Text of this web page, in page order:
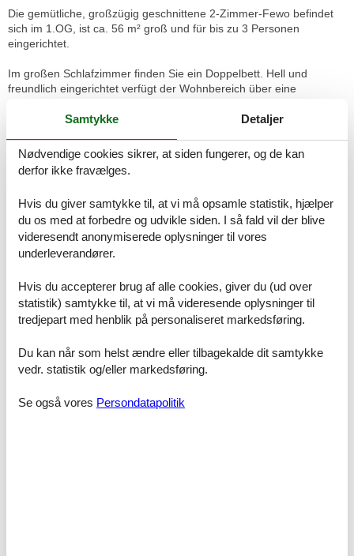
Die gemütliche, großzügig geschnittene 2-Zimmer-Fewo befindet
sich im 1.OG, ist ca. 56 m² groß und für bis zu 3 Personen
eingerichtet.
Im großen Schlafzimmer finden Sie ein Doppelbett. Hell und
freundlich eingerichtet verfügt der Wohnbereich über eine
Schrankbett.
Die moderne Küche mit Geschirrspüler und Mikrowelle verfügt über
allen Komfort . Zur technischen Ausstattung gehören Farb-TV und
kleine Hifi-Anlage.
Ein Balkon nach Süden lädt zum Verweilen ein. Ein Duschbad/WC
rundet die Ferienwohnung ab.
Die Ferienwohnung ist für Nichtraucher. Haustiere sind nicht
Im Haus befinden sich Münzautomaten für Waschmaschine u.
Trockner.
Der Autostellplatz Nr. 4 befindet sich auf dem Grundstück.
lückenlos zu buchen oder zwischen den Buchungen einen
Samtykke Detaljer
Nødvendige cookies sikrer, at siden fungerer, og de kan
derfor ikke fravælges.
Hvis du giver samtykke til, at vi må opsamle statistik, hjælper
du os med at forbedre og udvikle siden. I så fald vil der blive
videresendt anonymiserede oplysninger til vores
underleverandører.
Hvis du accepterer brug af alle cookies, giver du (ud over
statistik) samtykke til, at vi må videresende oplysninger til
tredjepart med henblik på personaliseret markedsføring.
Du kan når som helst ændre eller tilbagekalde dit samtykke
vedr. statistik og/eller markedsføring.
Se også vores Persondatapolitik